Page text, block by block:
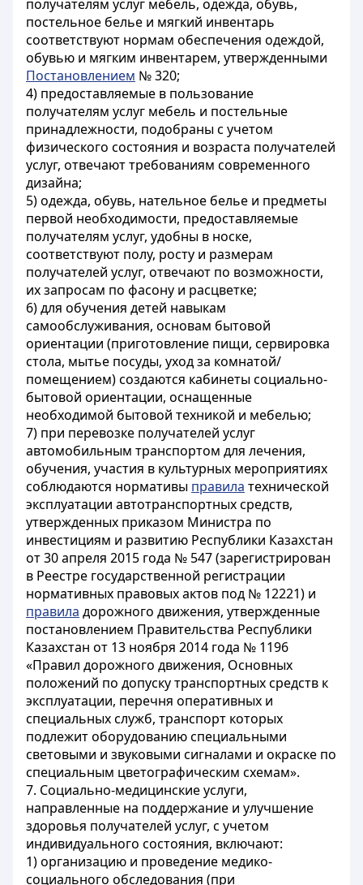
получателям услуг мебель, одежда, обувь,
постельное белье и мягкий инвентарь
соответствуют нормам обеспечения одеждой,
обувью и мягким инвентарем, утвержденными
Постановлением № 320;
4) предоставляемые в пользование
получателям услуг мебель и постельные
принадлежности, подобраны с учетом
физического состояния и возраста получателей
услуг, отвечают требованиям современного
дизайна;
5) одежда, обувь, нательное белье и предметы
первой необходимости, предоставляемые
получателям услуг, удобны в носке,
соответствуют полу, росту и размерам
получателей услуг, отвечают по возможности,
их запросам по фасону и расцветке;
6) для обучения детей навыкам
самообслуживания, основам бытовой
ориентации (приготовление пищи, сервировка
стола, мытье посуды, уход за комнатой/
помещением) создаются кабинеты социально-
бытовой ориентации, оснащенные
необходимой бытовой техникой и мебелью;
7) при перевозке получателей услуг
автомобильным транспортом для лечения,
обучения, участия в культурных мероприятиях
соблюдаются нормативы правила технической
эксплуатации автотранспортных средств,
утвержденных приказом Министра по
инвестициям и развитию Республики Казахстан
от 30 апреля 2015 года № 547 (зарегистрирован
в Реестре государственной регистрации
нормативных правовых актов под № 12221) и
правила дорожного движения, утвержденные
постановлением Правительства Республики
Казахстан от 13 ноября 2014 года № 1196
«Правил дорожного движения, Основных
положений по допуску транспортных средств к
эксплуатации, перечня оперативных и
специальных служб, транспорт которых
подлежит оборудованию специальными
световыми и звуковыми сигналами и окраске по
специальным цветографическим схемам».
7. Социально-медицинские услуги,
направленные на поддержание и улучшение
здоровья получателей услуг, с учетом
индивидуального состояния, включают:
1) организацию и проведение медико-
социального обследования (при